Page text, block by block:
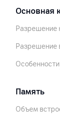
Основная
Разрешение
Разрешение
Особенности
Память
Объем